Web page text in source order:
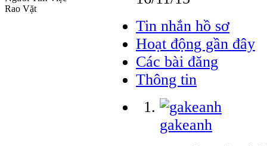
Rao Vặt
Tin nhắn hồ sơ
Hoạt động gần đây
Các bài đăng
Thông tin
gakeanh